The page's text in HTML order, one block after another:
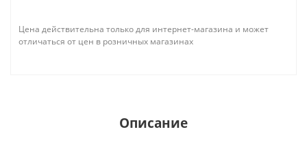
Цена действительна только для интернет-магазина и может
отличаться от цен в розничных магазинах
Описание